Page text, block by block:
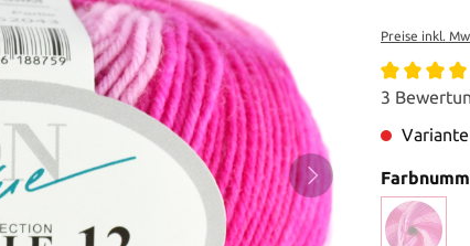
Preise inkl.
3